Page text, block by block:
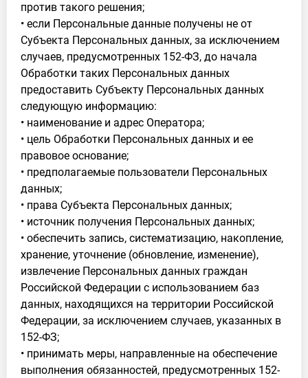
против такого решения;
• если Персональные данные получены не от
Субъекта Персональных данных, за исключением
случаев, предусмотренных 152-ФЗ, до начала
Обработки таких Персональных данных
предоставить Субъекту Персональных данных
следующую информацию:
• наименование и адрес Оператора;
• цель Обработки Персональных данных и ее
правовое основание;
• предполагаемые пользователи Персональных
данных;
• права Субъекта Персональных данных;
• источник получения Персональных данных;
• обеспечить запись, систематизацию, накопление,
хранение, уточнение (обновление, изменение),
извлечение Персональных данных граждан
Российской Федерации с использованием баз
данных, находящихся на территории Российской
Федерации, за исключением случаев, указанных в
152-ФЗ;
• принимать меры, направленные на обеспечение
выполнения обязанностей, предусмотренных 152-